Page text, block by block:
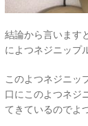
結論から言います
によつネジニップ
このよつネジニッ
口にこのよつネジ
てきているのでよ